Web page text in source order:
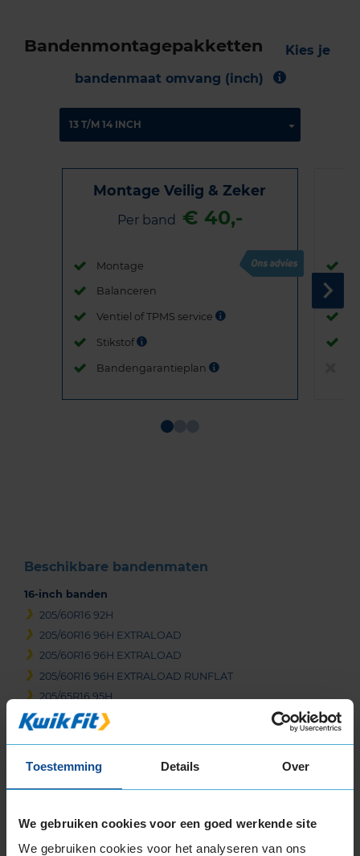
Toestemming Details Over
We gebruiken cookies voor een goed werkende site
We gebruiken cookies voor het analyseren van ons
Bandenmontagepakketten
Kies je
bandenmaat omvang (inch)
Montage Veilig & Zeker
Per band € 40,-
Montage
Balanceren
Ventiel of TPMS service
Stikstof
Bandengarantieplan
Beschikbare bandenmaten
16-inch banden
205/60R16 92H
205/60R16 96H EXTRALOAD
205/60R16 96H EXTRALOAD
205/60R16 96H EXTRALOAD RUNFLAT
205/65R16 95H
215/60R16 95H
205/45R17 88V EXTRALOAD
205/45R17 88V EXTRALOAD RUNFLAT